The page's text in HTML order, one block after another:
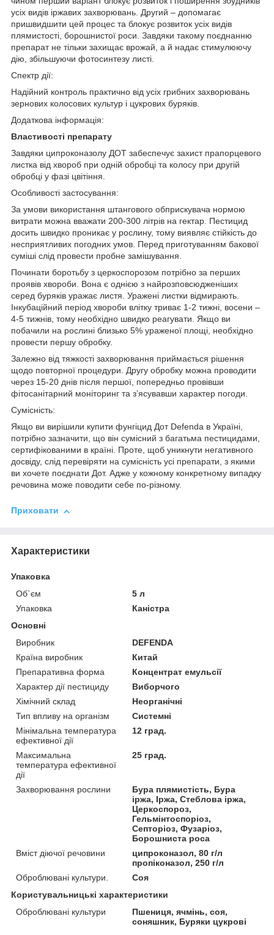
усіх видів іржавих захворювань. Другий – допомагає
пришвидшити цей процес та блокує розвиток усіх видів
плямистості, борошнистої роси. Завдяки такому поєднанню
препарат не тільки захищає врожай, а й надає стимулюючу
дію, збільшуючи фотосинтезу листі.
Спектр дії:
Надійний контроль практично від усіх грибних захворювань
зернових колосових культур і цукрових буряків.
Додаткова інформація:
Властивості препарату
Завдяки ципроконазолу ДОТ забеспечує захист прапорцевого
листка від хвороб при одній обробці та колосу при другій
обробці у фазі цвітіння.
Особливості застосування:
За умови використання штангового обприскувача нормою
витрати можна вважати 200-300 літрів на гектар. Пестицид
досить швидко проникає у рослину, тому виявляє стійкість до
несприятливих погодних умов. Перед приготуванням бакової
суміші слід провести пробне замішування.
Починати боротьбу з церкоспорозом потрібно за перших
проявів хвороби. Вона є однією з найрозповсюдженіших
серед буряків уражає листя. Уражені листки відмирають.
Інкубаційний період хвороби влітку триває 1-2 тижні, восени –
4-5 тижнів, тому необхідно швидко реагувати. Якщо ви
побачили на рослині близько 5% ураженої площі, необхідно
провести першу обробку.
Залежно від тяжкості захворювання приймається рішення
щодо повторної процедури. Другу обробку можна проводити
через 15-20 днів після першої, попередньо провівши
фітосанітарний моніторинг та з’ясувавши характер погоди.
Сумісність:
Якщо ви вирішили купити фунгіцид Дот Defenda в Україні,
потрібно зазначити, що він сумісний з багатьма пестицидами,
сертифікованими в країні. Проте, щоб уникнути негативного
досвіду, слід перевіряти на сумісність усі препарати, з якими
ви хочете поєднати Дот. Адже у кожному конкретному випадку
речовина може поводити себе по-різному.
Приховати
Характеристики
Упаковка
Об`єм
5 л
Упаковка
Каністра
Основні
Виробник
DEFENDA
Країна виробник
Китай
Препаративна форма
Концентрат емульсії
Характер дії пестициду
Виборчого
Хімічний склад
Неорганічні
Тип впливу на організм
Системні
Мінімальна температура
ефективної дії
12 град.
Максимальна
температура ефективної
дії
25 град.
Захворювання рослини
Бура плямистість, Бура
іржа, Іржа, Стеблова іржа,
Церкоспороз,
Гельмінтоспоріоз,
Септоріоз, Фузаріоз,
Борошниста роса
Вміст діючої речовини
ципроконазол, 80 г/л
пропіконазол, 250 г/л
Оброблювані культури.
Соя
Користувальницькі характеристики
Оброблювані культури
Пшениця, ячмінь, соя,
соняшник, Буряки цукрові